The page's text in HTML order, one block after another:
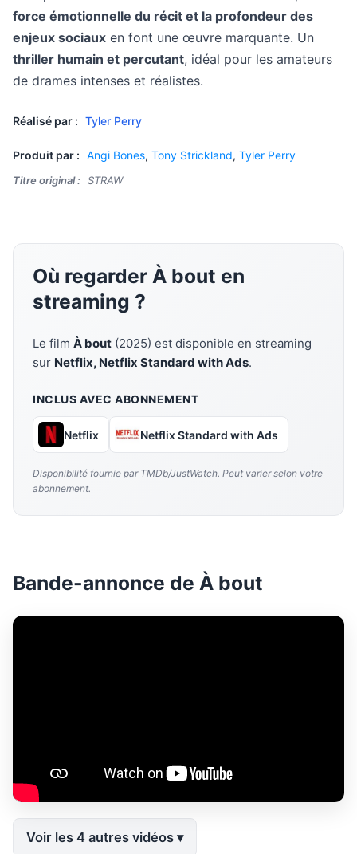
force émotionnelle du récit et la profondeur des
enjeux sociaux en font une œuvre marquante. Un
thriller humain et percutant, idéal pour les amateurs
de drames intenses et réalistes.
Réalisé par : Tyler Perry
Produit par : Angi Bones, Tony Strickland, Tyler Perry
Titre original : STRAW
Où regarder À bout en
streaming ?
Le film À bout (2025) est disponible en streaming
sur Netflix, Netflix Standard with Ads.
INCLUS AVEC ABONNEMENT
Netflix Netflix Standard with Ads
Disponibilité fournie par TMDb/JustWatch. Peut varier selon votre
abonnement.
Bande-annonce de À bout
Voir les 4 autres vidéos